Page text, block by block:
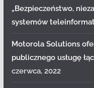
„Bezpieczeństwo,
systemów
Motorola Solutions
publicznego usługę
czerwca, 2022